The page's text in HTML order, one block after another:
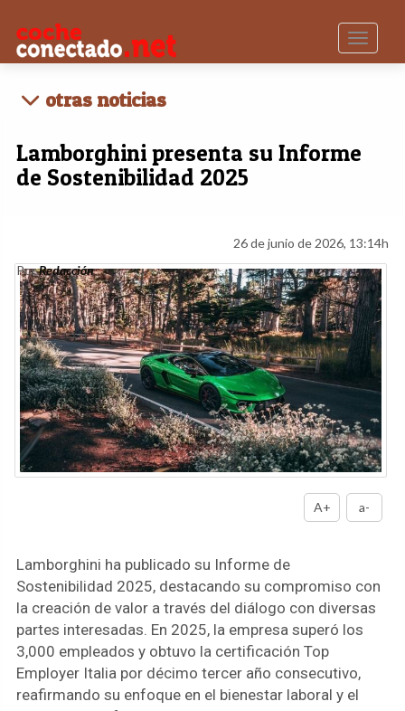
Toggle
otras noticias
Lamborghini presenta su Informe
de Sostenibilidad 2025
26 de junio de 2026, 13:14h
PorRedacción
A+ a-
Lamborghini ha publicado su Informe de
Sostenibilidad 2025, destacando su compromiso con
la creación de valor a través del diálogo con diversas
partes interesadas. En 2025, la empresa superó los
3,000 empleados y obtuvo la certificación Top
Employer Italia por décimo tercer año consecutivo,
reafirmando su enfoque en el bienestar laboral y el